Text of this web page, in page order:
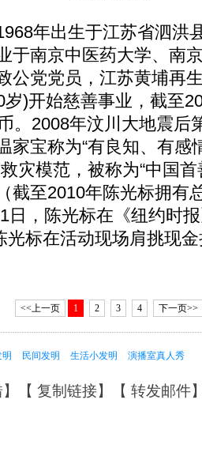
年出生于江苏省泗洪
于南京中医药大学、南
公党党员，江苏黄埔再
)开始慈善事业，截至
。2008年汶川大地震后
家宝称为“有良知、有感
灾模范，被称为“中国
截至2010年陈光标拥有
日，陈光标在《纽约时
光标在活动现场肩挑现
<<上一页 1 2 3 4 下一页>>
明 民间发明 生活小发明 演播室真人秀
】【 复制链接】【 转发邮件